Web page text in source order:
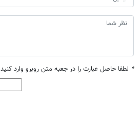
* لطفا حاصل عبارت را در جعبه متن روبرو وارد کنید